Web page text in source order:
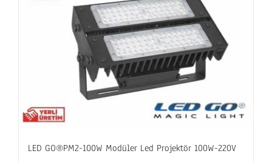
LED GO®PM2-100W Modüler Led Projektör 100W-220V